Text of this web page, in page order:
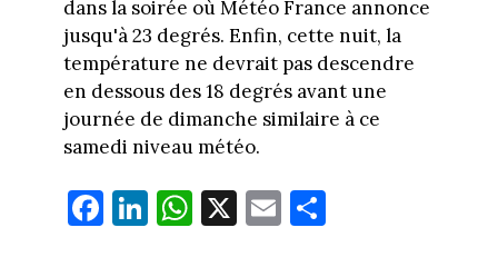
dans la soirée où Météo France annonce
jusqu'à 23 degrés. Enfin, cette nuit, la
température ne devrait pas descendre
en dessous des 18 degrés avant une
journée de dimanche similaire à ce
samedi niveau météo.
Fa
ce
Li
nk
W
ha
X E
m
Pa
rt